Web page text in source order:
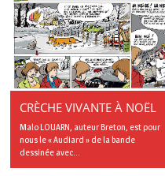
CRÈCHE VIVANTE À NOËL
Malo LOUARN, auteur Breton, est pour
nous le « Audiard » de la bande
dessinée avec...